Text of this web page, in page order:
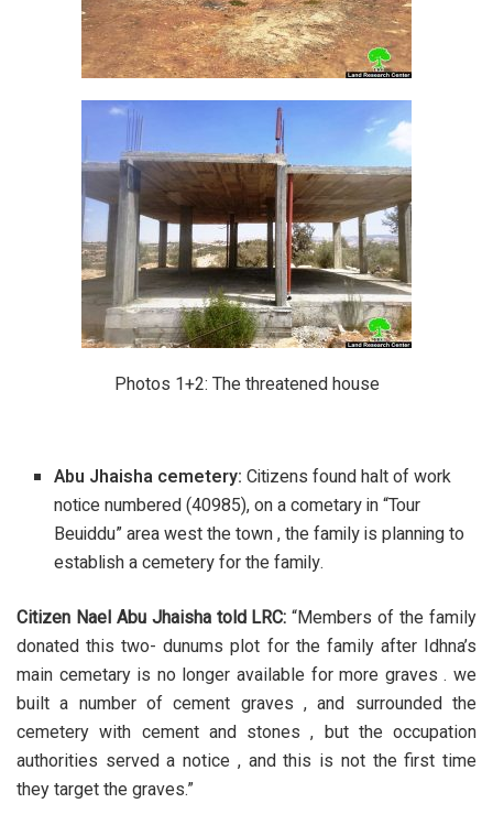
Photos 1+2: The threatened house
Abu Jhaisha cemetery: Citizens found halt of work
notice numbered (40985), on a cometary in “Tour
Beuiddu” area west the town , the family is planning to
establish a cemetery for the family.
Citizen Nael Abu Jhaisha told LRC: “Members of the family
donated this two- dunums plot for the family after Idhna’s
main cemetary is no longer available for more graves . we
built a number of cement graves , and surrounded the
cemetery with cement and stones , but the occupation
authorities served a notice , and this is not the first time
they target the graves.”